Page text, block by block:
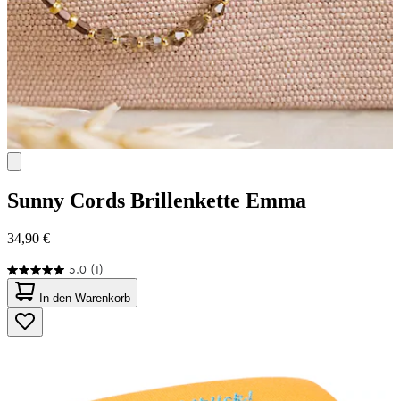
Sunny Cords Brillenkette Emma
34,90 €
5.0 (1)
5.0
von
5
Sternen.
1
In den Warenkorb